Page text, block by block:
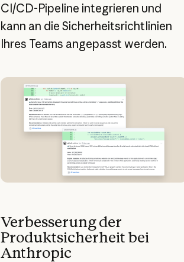
CI/CD-Pipeline integrieren und
kann an die Sicherheitsrichtlinien
Ihres Teams angepasst werden.
Verbesserung der
Produktsicherheit bei
Anthropic